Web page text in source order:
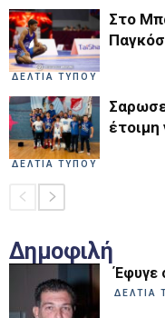
ΔΕΛΤΙΑ ΤΥΠΟΥ
Στο
ΔΕΛΤΙΑ ΤΥΠΟΥ
Σαρωσε
έτοιμη
Δημοφιλή
Έφυγε
ΔΕΛΤΙΑ